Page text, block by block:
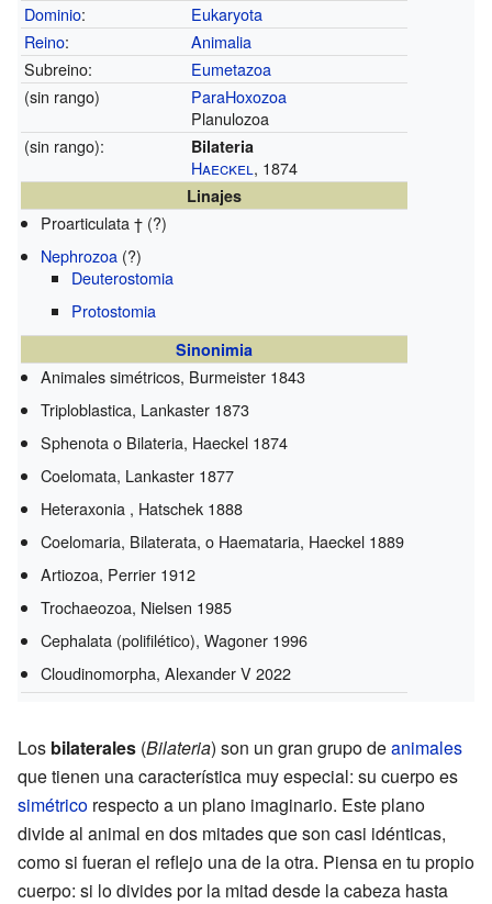
Dominio:
Eukaryota
Reino:
Animalia
Subreino:
Eumetazoa
(sin rango)
ParaHoxozoa
Planulozoa
(sin rango):
Bilateria
Haeckel , 1874
Linajes
Proarticulata † (?)
Nephrozoa(?)
Deuterostomia
Protostomia
Sinonimia
Animales simétricos, Burmeister 1843
Triploblastica, Lankaster 1873
Sphenota o Bilateria, Haeckel 1874
Coelomata, Lankaster 1877
Heteraxonia , Hatschek 1888
Coelomaria, Bilaterata, o Haemataria, Haeckel 1889
Artiozoa, Perrier 1912
Trochaeozoa, Nielsen 1985
Cephalata (polifilético), Wagoner 1996
Cloudinomorpha, Alexander V 2022
Los bilaterales (Bilateria) son un gran grupo deanimales
que tienen una característica muy especial: su cuerpo es
simétrico respecto a un plano imaginario. Este plano
divide al animal en dos mitades que son casi idénticas,
como si fueran el reflejo una de la otra. Piensa en tu propio
cuerpo: si lo divides por la mitad desde la cabeza hasta